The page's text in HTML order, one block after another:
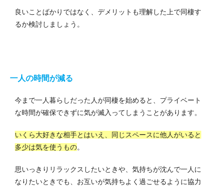
良いことばかりではなく、デメリットも理解した上で同棲す
るか検討しましょう。
一人の時間が減る
今まで一人暮らしだった人が同棲を始めると、プライベート
な時間が確保できずに気が滅入ってしまうことがあります。
いくら大好きな相手とはいえ、同じスペースに他人がいると
多少は気を使うもの。
思いっきりリラックスしたいときや、気持ちが沈んで一人に
なりたいときでも、お互いが気持ちよく過ごせるように協力